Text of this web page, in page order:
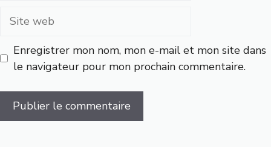
Site
Enregistrer mon nom, mon e-mail et mon site dans
le navigateur pour mon prochain commentaire.